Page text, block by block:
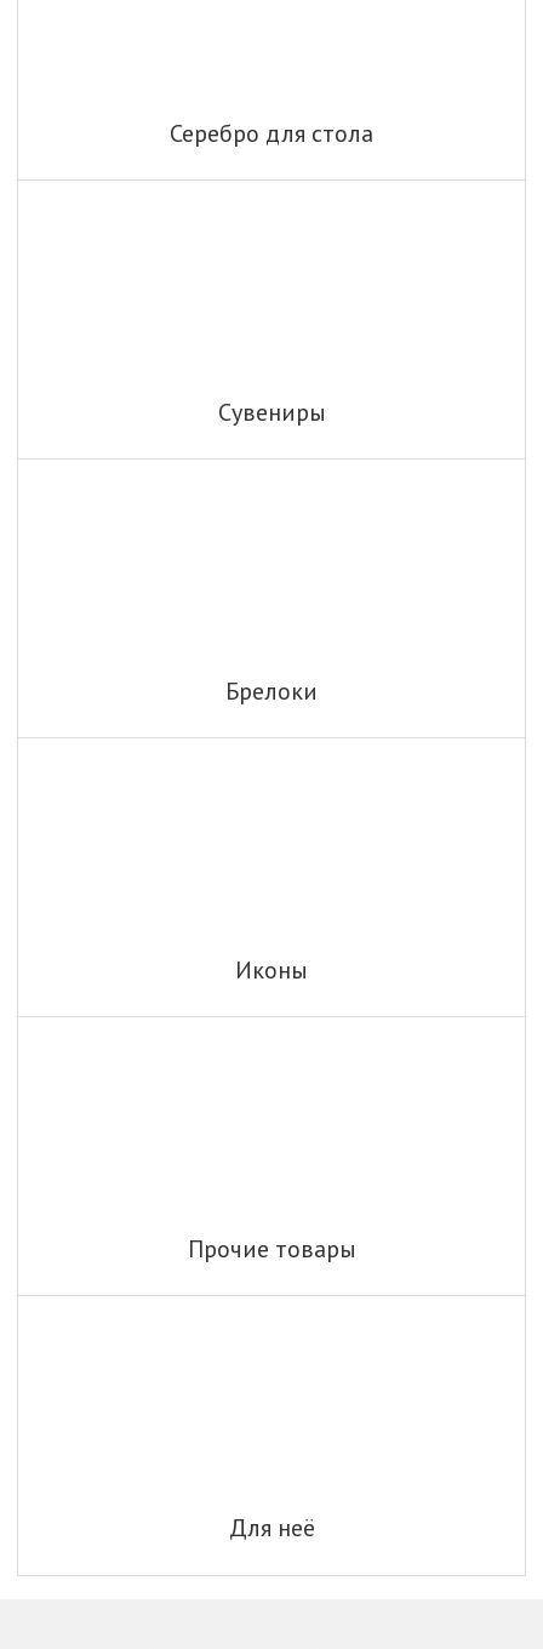
Серебро для стола
Сувениры
Брелоки
Иконы
Прочие товары
Для неё